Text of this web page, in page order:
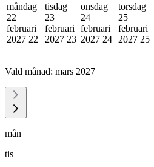
måndag
22
februari
2027 22
tisdag
23
februari
2027 23
onsdag
24
februari
2027 24
torsdag
25
februari
2027 25
Vald månad: mars 2027
mån
tis